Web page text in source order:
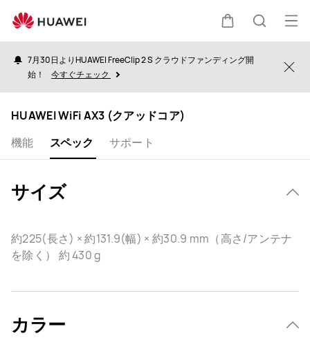
WiFi
AX3
(ク
ッ
ア)
Specification
カ
検
オ
プ
ン
ュ
7月30日よりHUAWEI FreeClip 2 S クラウドファンディング開
始！
今すぐチェック
HUAWEI WiFi AX3 (クアッドコア)
機能
スペック サポート
サイズ
約225(長さ) × 約131.9(幅) × 約30.9 mm（高さ/アンテナ
を除く） 約 430 g
カラー